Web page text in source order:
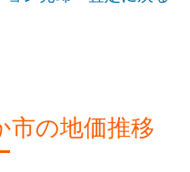
市の地価推移